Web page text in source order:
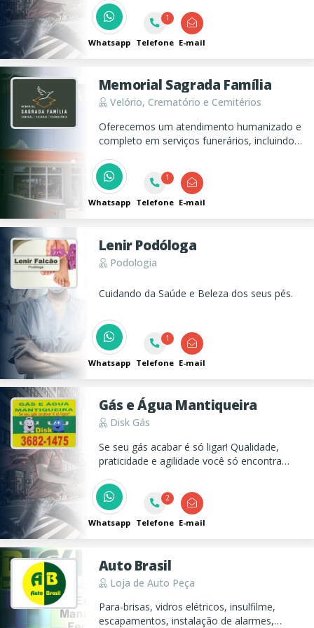
Whatsapp
1
Telefone E-mail
Memorial Sagrada Família
Velório, Crematório e Cemitérios
Oferecemos um atendimento humanizado e
completo em serviços funerários, incluindo
de flores e velório virtual. Estamos aqui para
apoiar você nos momentos mais difíceis.
Whatsapp
1
Telefone E-mail
Lenir Podóloga
Podologia
Cuidando da Saúde e Beleza dos seus pés.
Whatsapp
1
Telefone E-mail
Gás e Água Mantiqueira
Disk Gás
Se seu gás acabar é só ligar! Qualidade,
praticidade e agilidade você só encontra
Whatsapp
2
Telefone E-mail
Auto Brasil
Loja de Auto Peça
Para-brisas, vidros elétricos, insulfilme,
escapamentos, instalação de alarmes,